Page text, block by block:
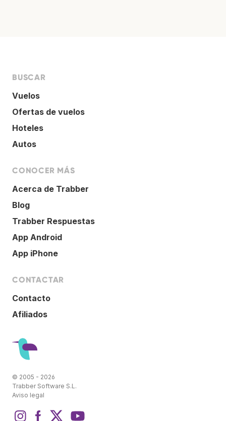
BUSCAR
Vuelos
Ofertas de vuelos
Hoteles
Autos
CONOCER MÁS
Acerca de Trabber
Blog
Trabber Respuestas
App Android
App iPhone
CONTACTAR
Contacto
Afiliados
© 2005 - 2026
Trabber Software S.L.
Aviso legal